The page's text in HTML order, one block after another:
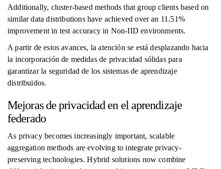
Additionally, cluster-based methods that group clients based on
similar data distributions have achieved over an 11.51%
improvement in test accuracy in Non-IID environments.
A partir de estos avances, la atención se está desplazando hacia
la incorporación de medidas de privacidad sólidas para
garantizar la seguridad de los sistemas de aprendizaje
distribuidos.
Mejoras de privacidad en el aprendizaje
federado
As privacy becomes increasingly important, scalable
aggregation methods are evolving to integrate privacy-
preserving technologies. Hybrid solutions now combine